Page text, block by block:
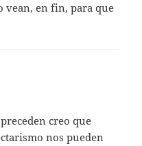
vean, en fin, para que
creo que
nos pueden